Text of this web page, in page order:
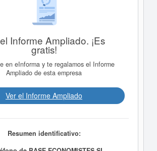
Informe Ampliado. ¡Es
gratis!
en eInforma y te regalamos el Informe
Ampliado de esta empresa
Ver el Informe Ampliado
Resumen identificativo: